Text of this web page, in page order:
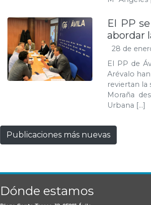
El PP
abordar
28 de
El PP de
Arévalo
reviertan la
Moraña
Urbana […]
Publicaciones más nuevas
Dónde estamos